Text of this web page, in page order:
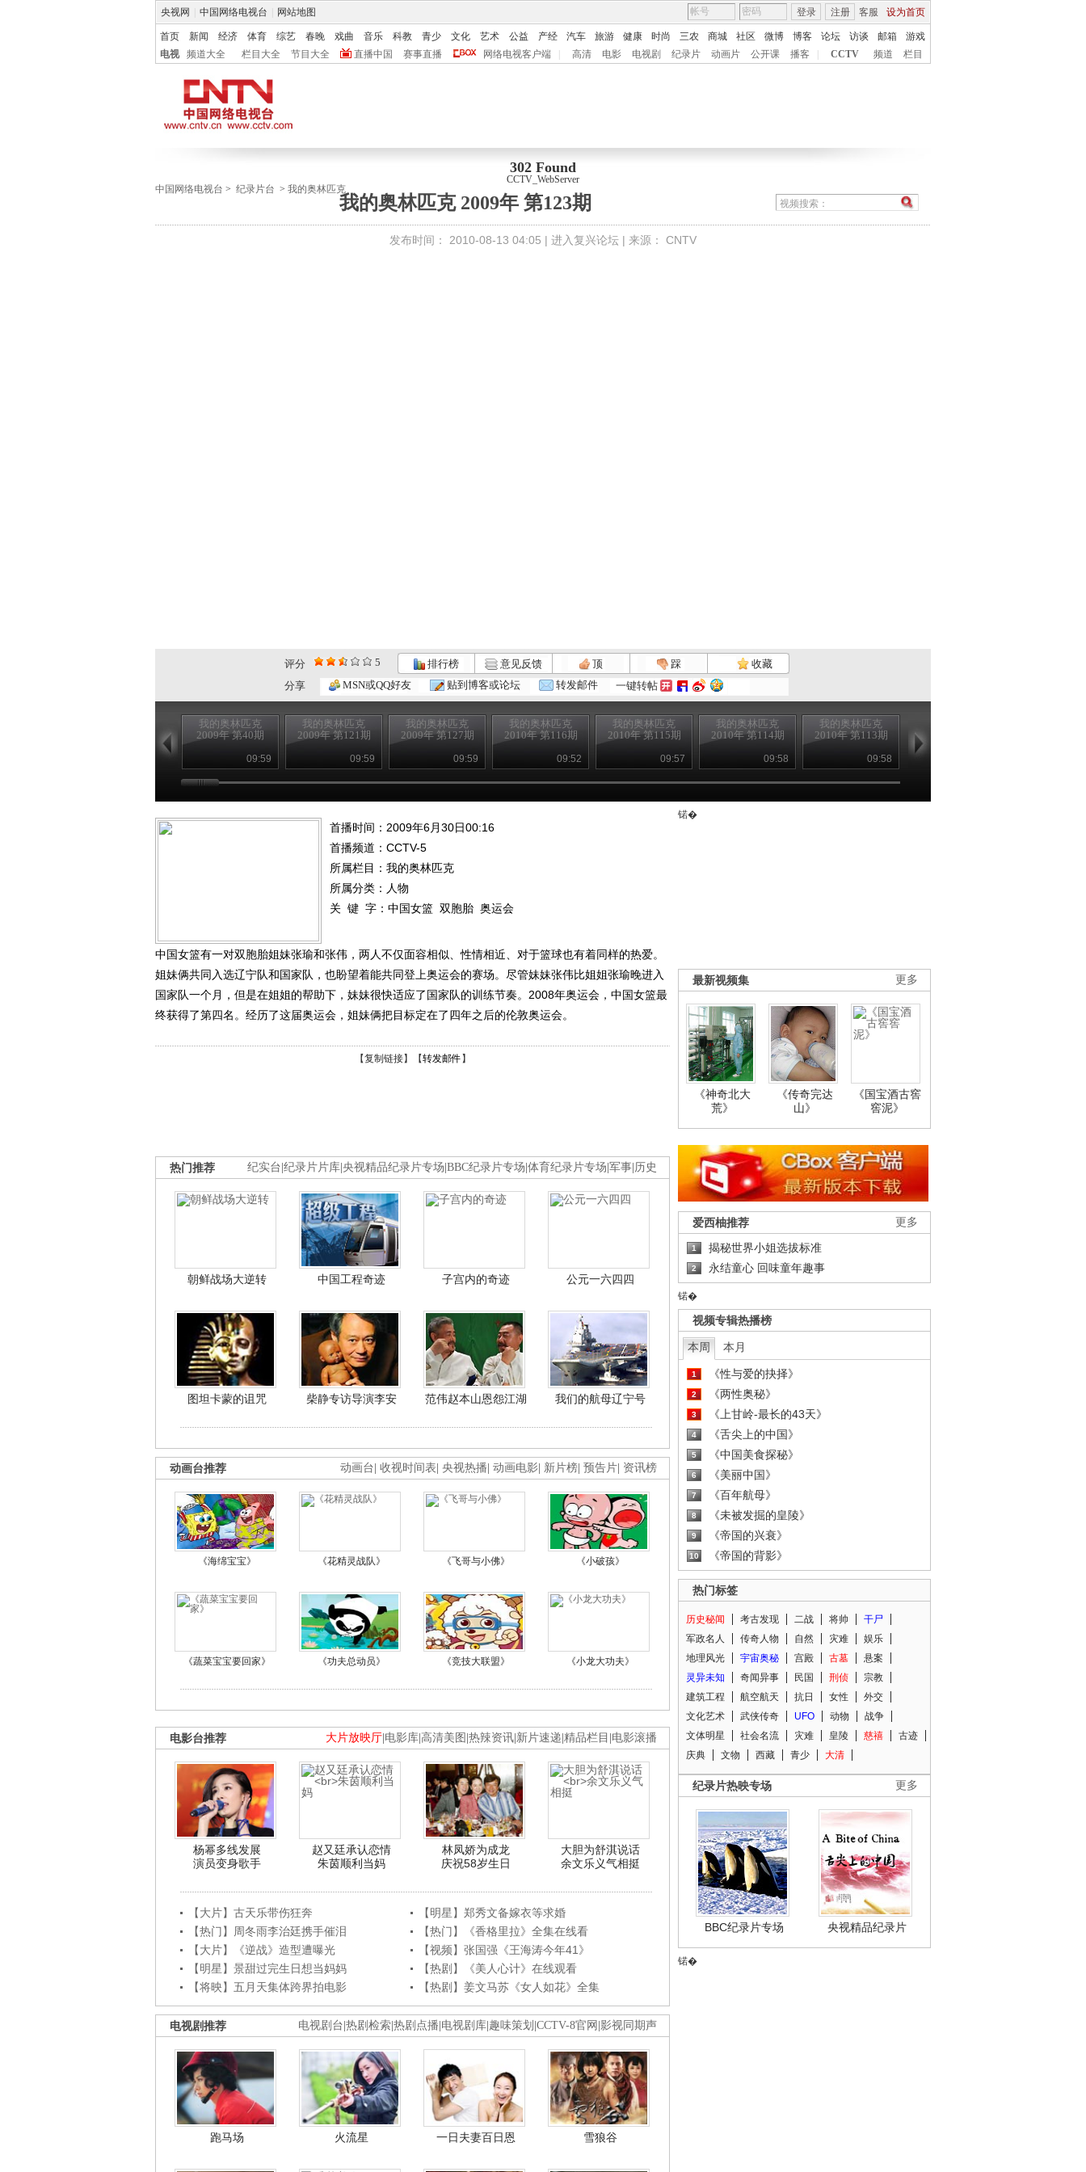
央视网 中国网络电视台 网站地图 客服 设为首页
登录 注册
首页 新闻 经济 体育 综艺 春晚 戏曲 音乐 科教 青少 文化 艺术 公益 产经 汽车 旅游 健康 时尚 三农 商城 社区 微博 博客 论坛 访谈 邮箱
游戏
电视
频道大全 栏目大全 节目大全 直播中国 赛事直播 网络电视客户端 高清 电影 电视剧 纪录片 动画片 公开课 播客 CCTV 频道 栏目
302 Found
CCTV_WebServer
中国网络电视台 > 纪录片台 > 我的奥林匹克
我的奥林匹克 2009年 第123期
发布时间： 2010-08-13 04:05 | 进入复兴论坛 | 来源： CNTV
评分 5 排行榜 意见反馈 顶 踩
收藏
分享
MSN或QQ好友 贴到博客或论坛 转发邮件 一键转帖
我的奥林匹克
2009年 第40期
09:59
我的奥林匹克
2009年 第121期
09:59
我的奥林匹克
2009年 第127期
09:59
我的奥林匹克
2010年 第116期
09:52
我的奥林匹克
2010年 第115期
09:57
我的奥林匹克
2010年 第114期
09:58
我的奥林匹克
2010年 第113期
09:58
2010年 第112期
首播时间：2009年6月30日00:16
首播频道： CCTV-5
所属栏目： 我的奥林匹克
所属分类：人物
关 键 字： 中国女篮 双胞胎 奥运会
中国女篮有一对双胞胎姐妹张瑜和张伟，两人不仅面容相似、性情相近、对于篮球也有着同样的热爱。
姐妹俩共同入选辽宁队和国家队，也盼望着能共同登上奥运会的赛场。尽管妹妹张伟比姐姐张瑜晚进入
国家队一个月，但是在姐姐的帮助下，妹妹很快适应了国家队的训练节奏。2008年奥运会，中国女篮最
终获得了第四名。经历了这届奥运会，姐妹俩把目标定在了四年之后的伦敦奥运会。
【复制链接】【转发邮件 】
纪实台 纪录片片库 央视精品纪录片专场 BBC纪录片专场 体育纪录片专场 军事 历史
热门推荐
朝鲜战场大逆转 中国工程奇迹 子宫内的奇迹 公元一六四四
图坦卡蒙的诅咒 柴静专访导演李安 范伟赵本山恩怨江湖 我们的航母辽宁号
动画台 收视时间表 央视热播 动画电影 新片榜 预告片 资讯榜
动画台推荐
《海绵宝宝》 《花精灵战队》 《飞哥与小佛》 《小破孩》
《蔬菜宝宝要回家》 《功夫总动员》 《竞技大联盟》 《小龙大功夫》
大片放映厅 电影库 高清美图 热辣资讯 新片速递 精品栏目 电影滚播
电影台推荐
杨幂多线发展
演员变身歌手
赵又廷承认恋情
朱茵顺利当妈
林凤娇为成龙
庆祝58岁生日
大胆为舒淇说话
余文乐义气相挺
【大片】古天乐带伤狂奔
【明星】郑秀文备嫁衣等求婚
【热门】周冬雨李治廷携手催泪
【热门】《香格里拉》全集在线看
【大片】《逆战》造型遭曝光
【视频】张国强《王海涛今年41》
【明星】景甜过完生日想当妈妈
【热剧】《美人心计》在线观看
【将映】五月天集体跨界拍电影
【热剧】姜文马苏《女人如花》全集
电视剧台 热剧检索 热剧点播 电视剧库 趣味策划 CCTV-8官网 影视同期声
电视剧推荐
跑马场 火流星 一日夫妻百日恩 雪狼谷
锘�
更多
最新视频集
《神奇北大
荒》
《传奇完达
山》
《国宝酒古窖
窖泥》
更多
爱西柚推荐
1 揭秘世界小姐选拔标准
2 永结童心 回味童年趣事
锘�
视频专辑热播榜
本周 本月
1 《性与爱的抉择》
2 《两性奥秘》
3 《上甘岭-最长的43天》
4 《舌尖上的中国》
5 《中国美食探秘》
6 《美丽中国》
7 《百年航母》
8 《未被发掘的皇陵》
9 《帝国的兴衰》
10 《帝国的背影》
热门标签
历史秘闻 考古发现 二战 将帅
干尸
军政名人
传奇人物 自然 灾难
娱乐
地理风光
宇宙奥秘 宫殿 古墓
悬案
灵异未知
奇闻异事 民国 刑侦
宗教
建筑工程
航空航天 抗日 女性
外交
文化艺术
武侠传奇 UFO 动物
战争
文体明星
社会名流 灾难 皇陵 慈禧
古迹
庆典
文物 西藏 青少 大清
更多
纪录片热映专场
BBC纪录片专场 央视精品纪录片
锘�